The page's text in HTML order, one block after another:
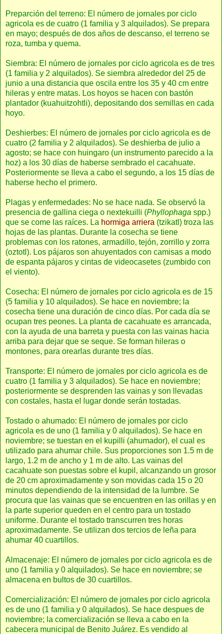
Preparción del terreno: El número de jornales por ciclo
agricola es de cuatro (1 familia y 3 alquilados). Se prepara
en mayo; después de dos años de descanso, el terreno se
roza, tumba y quema.
Siembra: El número de jornales por ciclo agricola es de tres
(1 familia y 2 alquilados). Se siembra alrededor del 25 de
junio a una distancia que oscila entre los 35 y 40 cm entre
hileras y entre matas. Los hoyos se hacen con bastón
plantador (kuahuitzohtli), depositando dos semillas en cada
hoyo.
Deshierbes: El número de jornales por ciclo agricola es de
cuatro (2 familia y 2 alquilados). Se deshierba de julio a
agosto; se hace con huingaro (un instrumento parecido a la
hoz) a los 30 días de haberse sembrado el cacahuate.
Posteriormente se lleva a cabo el segundo, a los 15 días de
haberse hecho el primero.
Plagas y enfermedades: No se hace nada. Se observó la
presencia de gallina ciega o nextekuilli (Phyllophaga spp.)
que se come las raíces. La hormiga arriera (tzikatl) troza las
hojas de las plantas. Durante la cosecha se tiene
problemas con los ratones, armadillo, tejón, zorrillo y zorra
(oztotl). Los pájaros son ahuyentados con camisas a modo
de espanta pájaros y cintas de videocasetes (zumbido con
el viento).
Cosecha: El número de jornales por ciclo agricola es de 15
(5 familia y 10 alquilados). Se hace en noviembre; la
cosecha tiene una duración de cinco días. Por cada día se
ocupan tres peones. La planta de cacahuate es arrancada,
con la ayuda de una barreta y puesta con las vainas hacia
arriba para dejar que se seque. Se forman hileras o
montones, para orearlas durante tres días.
Transporte: El número de jornales por ciclo agricola es de
cuatro (1 familia y 3 alquilados). Se hace en noviembre;
posteriormente se desprenden las vainas y son llevadas
con costales, hasta el lugar donde serán tostadas.
Tostado o ahumado: El número de jornales por ciclo
agricola es de uno (1 familia y 0 alquilados). Se hace en
noviembre; se tuestan en el kupilli (ahumador), el cual es
utilizado para ahumar chile. Sus proporciones son 1.5 m de
largo, 1.2 m de ancho y 1 m de alto. Las vainas del
cacahuate son puestas sobre el kupil, alcanzando un grosor
de 20 cm aproximadamente y son movidas cada 15 o 20
minutos dependiendo de la intensidad de la lumbre. Se
procura que las vainas que se encuentren en las orillas y en
la parte superior queden en el centro para un tostado
uniforme. Durante el tostado transcurren tres horas
aproximadamente. Se utilizan dos tercios de leña para
ahumar 40 cuartillos.
Almacenaje: El número de jornales por ciclo agricola es de
uno (1 familia y 0 alquilados). Se hace en noviembre; se
almacena en bultos de 30 cuartillos.
Comercialización: El número de jornales por ciclo agricola
es de uno (1 familia y 0 alquilados). Se hace despues de
noviembre; la comercialización se lleva a cabo en la
cabecera municipal de Benito Juárez. Es vendido al